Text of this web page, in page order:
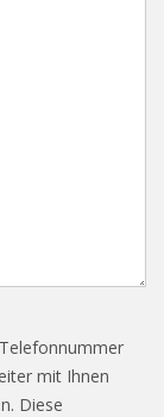
mit Ihnen
Diese